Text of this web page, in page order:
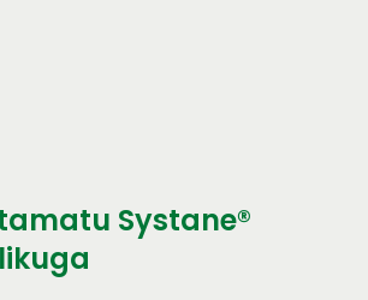
Systane®